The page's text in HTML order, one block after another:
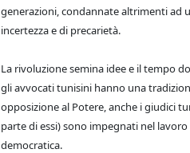
generazioni, condannate altrimenti ad
incertezza e di precarietà.
La rivoluzione semina idee e il tempo
gli avvocati tunisini hanno una
opposizione al Potere, anche i giudici
parte di essi) sono impegnati nel
democratica.